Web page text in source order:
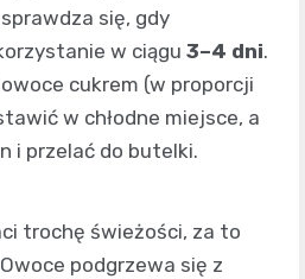
się, gdy
w ciągu 3–4 dni.
cukrem (w proporcji
w chłodne miejsce, a
i przelać do butelki.
trochę świeżości, za to
podgrzewa się z